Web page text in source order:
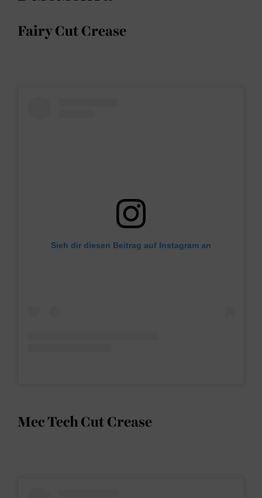
Fairy Cut Crease
Sieh dir diesen Beitrag auf Instagram an
Mec Tech Cut Crease